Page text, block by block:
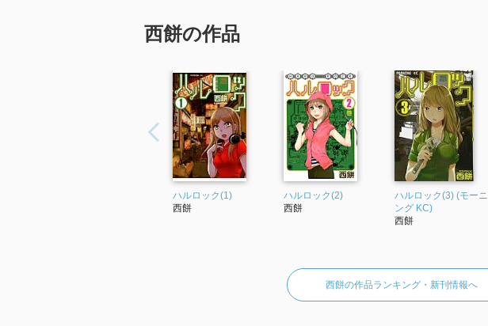
西餅の作品
ハルロック(1)
西餅
ハルロック(2)
西餅
ハルロック(3) (モーニ
ング KC)
西餅
西餅の作品ランキング・新刊情報へ